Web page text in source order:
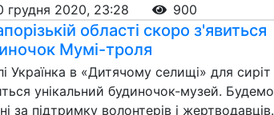
грудня 2020, 23:28
900
області скоро з'явиться
Мумі-троля
Українка в «Дитячому селищі» для сиріт
унікальний будиночок-музей. Будемо
за підтримку волонтерів і жертводавців.